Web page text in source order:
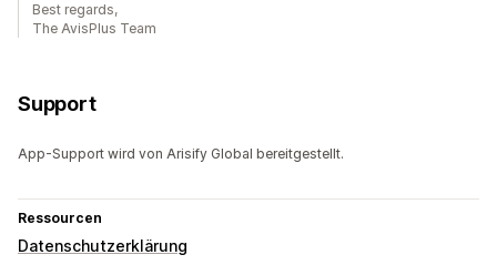
Best regards,
The AvisPlus Team
Support
App-Support wird von Arisify Global bereitgestellt.
Ressourcen
Datenschutzerklärung